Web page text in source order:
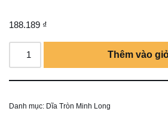
188.189 ₫
Thêm vào
Danh mục: Dĩa Tròn Minh Long